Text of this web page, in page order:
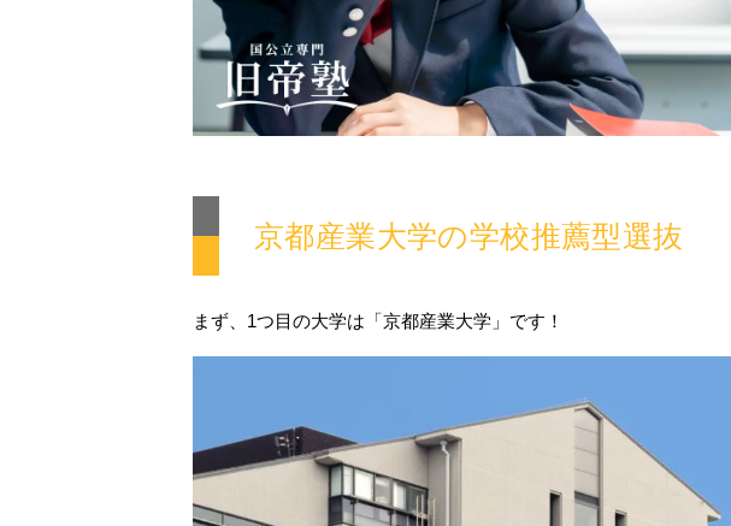
京都産業大学の学校推薦型選抜
まず、1つ目の大学は「京都産業大学」です！